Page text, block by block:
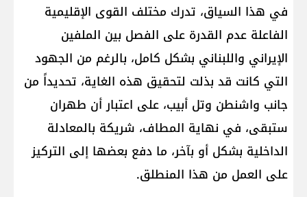
في هذا السياق، تدرك مختلف القوى الإقليمية
الفاعلة عدم القدرة على الفصل بين الملفين
الإيراني واللبناني بشكل كامل، بالرغم من الجهود
التي كانت قد بذلت لتحقيق هذه الغاية، تحديداً من
جانب ​واشنطن​ و​تل أبيب​، على اعتبار أن طهران
ستبقى، في نهاية المطاف، شريكة بالمعادلة
الداخلية بشكل أو بآخر، ما دفع بعضها إلى التركيز
على العمل من هذا المنطلق.